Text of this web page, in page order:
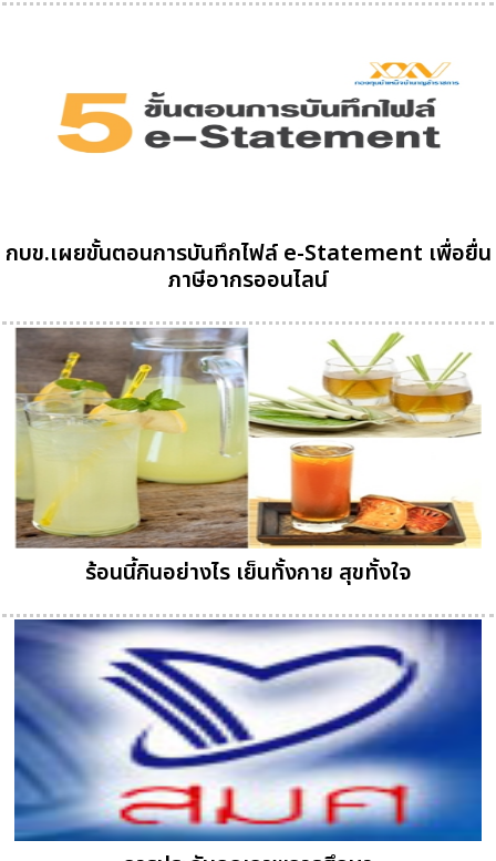
กบข.เผยขั้นตอนการบันทึกไฟล์ e-Statement เพื่อยื่น
ภาษีอากรออนไลน์
ร้อนนี้กินอย่างไร เย็นทั้งกาย สุขทั้งใจ